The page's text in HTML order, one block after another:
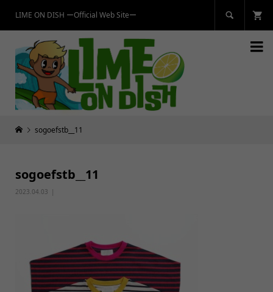
LIME ON DISH ーOfficial Web Siteー 

sogoefstb__11
sogoefstb__11
2023.04.03